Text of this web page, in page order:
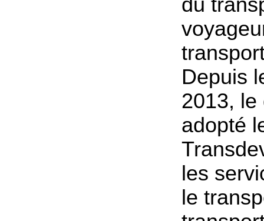
Depuis
2013, le
adopté
les
le